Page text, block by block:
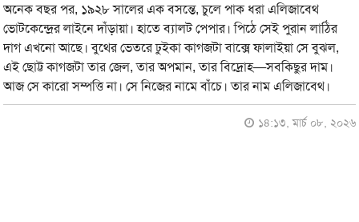
অনেক বছর পর, ১৯২৮ সালের এক বসন্তে, চুলে পাক ধরা এলিজাবেথ
ভোটকেন্দ্রের লাইনে দাঁড়ায়া। হাতে ব্যালট পেপার। পিঠে সেই পুরান লাঠির
দাগ এখনো আছে। বুথের ভেতরে ঢুইকা কাগজটা বাক্সে ফালাইয়া সে বুঝল,
এই ছোট্ট কাগজটা তার জেল, তার অপমান, তার বিদ্রোহ—সবকিছুর দাম।
আজ সে কারো সম্পত্তি না। সে নিজের নামে বাঁচে। তার নাম এলিজাবেথ।
১৪:১৩, মার্চ ০৮, ২০২৬